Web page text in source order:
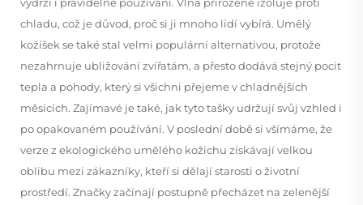
chladu, což je důvod, proč si ji mnoho lidí vybírá. Umělý
kožíšek se také stal velmi populární alternativou, protože
nezahrnuje ubližování zvířatám, a přesto dodává stejný pocit
tepla a pohody, který si všichni přejeme v chladnějších
měsících. Zajímavé je také, jak tyto tašky udržují svůj vzhled i
po opakovaném používání. V poslední době si všímáme, že
verze z ekologického umělého kožichu získávají velkou
oblibu mezi zákazníky, kteří si dělají starosti o životní
prostředí. Značky začínají postupně přecházet na zelenější